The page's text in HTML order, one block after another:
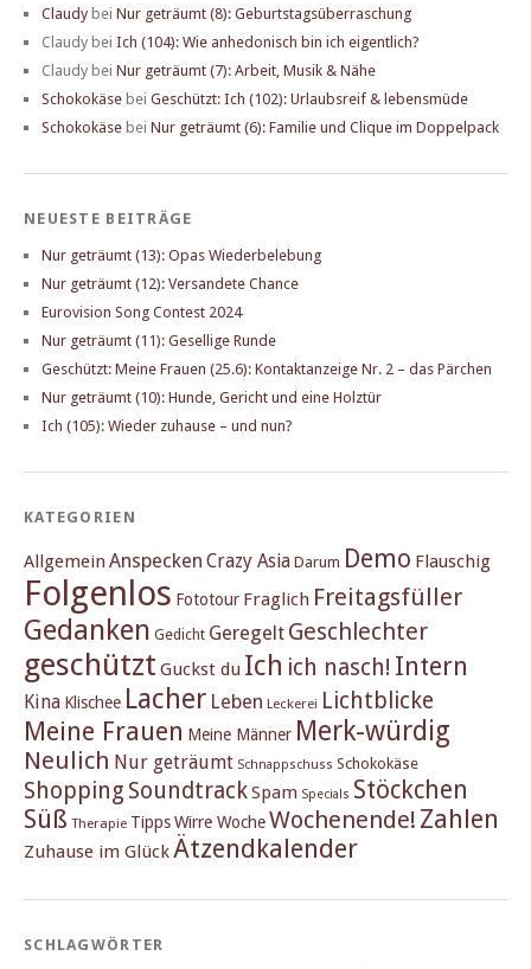
Claudy bei Nur geträumt (8): Geburtstagsüberraschung
Claudy bei Ich (104): Wie anhedonisch bin ich eigentlich?
Claudy bei Nur geträumt (7): Arbeit, Musik & Nähe
Schokokäse bei Geschützt: Ich (102): Urlaubsreif & lebensmüde
Schokokäse bei Nur geträumt (6): Familie und Clique im Doppelpack
NEUESTE BEITRÄGE
Nur geträumt (13): Opas Wiederbelebung
Nur geträumt (12): Versandete Chance
Eurovision Song Contest 2024
Nur geträumt (11): Gesellige Runde
Geschützt: Meine Frauen (25.6): Kontaktanzeige Nr. 2 – das Pärchen
Nur geträumt (10): Hunde, Gericht und eine Holztür
Ich (105): Wieder zuhause – und nun?
KATEGORIEN
Allgemein Anspecken Crazy Asia Darum Demo Flauschig
Folgenlos Fototour Fraglich Freitagsfüller
Gedanken Gedicht Geregelt Geschlechter
geschützt Guckst du Ich ich nasch! Intern
Kina Klischee Lacher Leben Leckerei Lichtblicke
Meine Frauen Meine Männer Merk-würdig
Neulich Nur geträumt Schnappschuss Schokokäse
Shopping SoundtrackSpam Specials Stöckchen
Süß Therapie TippsWirre WocheWochenende! Zahlen
Zuhause im Glück Ätzendkalender
SCHLAGWÖRTER